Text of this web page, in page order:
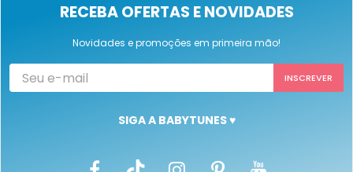
RECEBA OFERTAS E NOVIDADES
Novidades e promoções em primeira mão!
SIGA A BABYTUNES ♥